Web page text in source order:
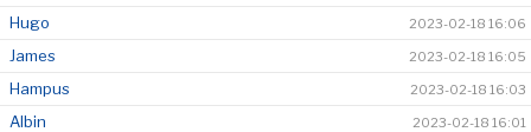
Hugo 2023-02-18 16:06
James 2023-02-18 16:05
Hampus 2023-02-18 16:03
Albin 2023-02-18 16:01